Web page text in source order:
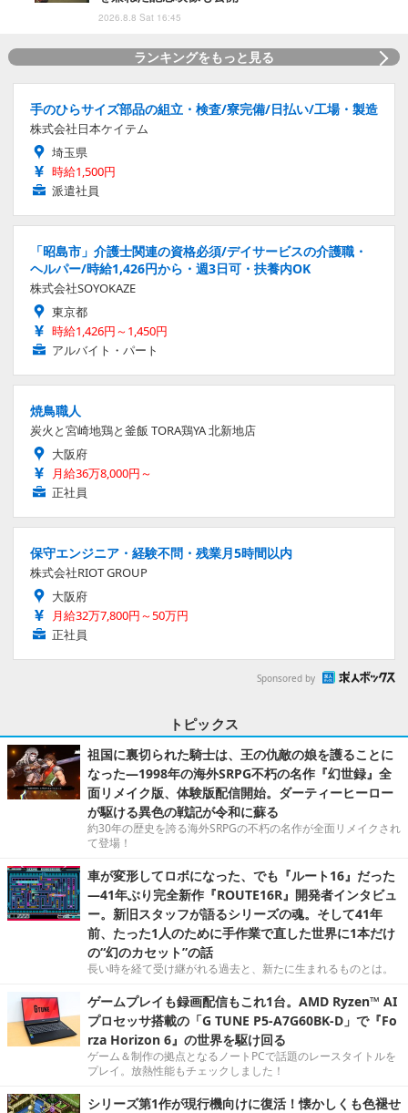
2026.8.8 Sat 16:45
ランキングをもっと見る
手のひらサイズ部品の組立・検査/寮完備/日払い/工場・製造
株式会社日本ケイテム
埼玉県
時給1,500円
派遣社員
「昭島市」介護士関連の資格必須/デイサービスの介護職・
ヘルパー/時給1,426円から・週3日可・扶養内OK
株式会社SOYOKAZE
東京都
時給1,426円～1,450円
アルバイト・パート
焼鳥職人
炭火と宮崎地鶏と釜飯 TORA鶏YA 北新地店
大阪府
月給36万8,000円～
正社員
保守エンジニア・経験不問・残業月5時間以内
株式会社RIOT GROUP
大阪府
月給32万7,800円～50万円
正社員
Sponsored by
トピックス
祖国に裏切られた騎士は、王の仇敵の娘を護ることに
なった―1998年の海外SRPG不朽の名作『幻世録』全
面リメイク版、体験版配信開始。ダーティーヒーロー
が駆ける異色の戦記が令和に蘇る
約30年の歴史を誇る海外SRPGの不朽の名作が全面リメイクされ
て登場！
車が変形してロボになった、でも『ルート16』だった
―41年ぶり完全新作『ROUTE16R』開発者インタビュ
ー。新旧スタッフが語るシリーズの魂。そして41年
前、たった1人のために手作業で直した世界に1本だけ
の“幻のカセット”の話
長い時を経て受け継がれる過去と、新たに生まれるものとは。
ゲームプレイも録画配信もこれ1台。AMD Ryzen™ AI
プロセッサ搭載の「G TUNE P5-A7G60BK-D」で『Fo
rza Horizon 6』の世界を駆け回る
ゲーム＆制作の拠点となるノートPCで話題のレースタイトルを
プレイ。放熱性能もチェックしました！
シリーズ第1作が現行機向けに復活！懐かしくも色褪せ